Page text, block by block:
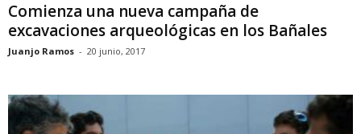
Comienza una nueva campaña de
excavaciones arqueológicas en los Bañales
Juanjo Ramos - 20 junio, 2017